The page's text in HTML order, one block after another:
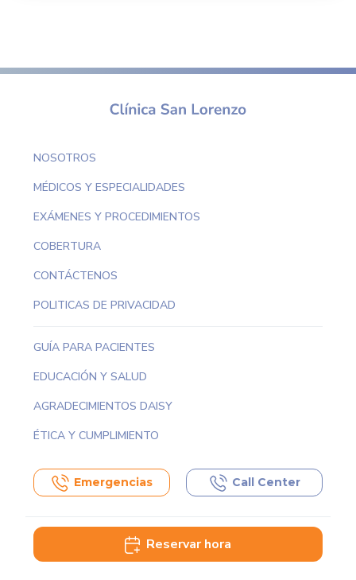
NOSOTROS
MÉDICOS Y ESPECIALIDADES
EXÁMENES Y PROCEDIMIENTOS
COBERTURA
CONTÁCTENOS
POLITICAS DE PRIVACIDAD
GUÍA PARA PACIENTES
EDUCACIÓN Y SALUD
AGRADECIMIENTOS DAISY
ÉTICA Y CUMPLIMIENTO
Emergencias Call Center
Reservar hora